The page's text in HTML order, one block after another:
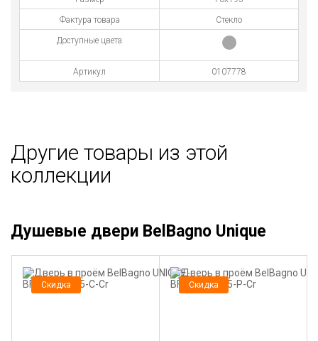
Фактура товара Стекло
Доступные цвета
Артикул 0107778
Другие товары из этой
коллекции
Душевые двери BelBagno Unique
Скидка Скидка